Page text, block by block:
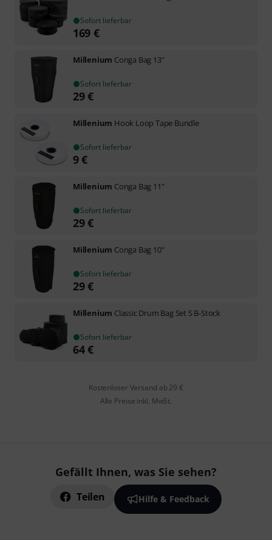
Sofort lieferbar
169 €
Millenium Conga Bag 13"
Sofort lieferbar
29€
Millenium Hook Loop Tape Bundle
Sofort lieferbar
9€
Millenium Conga Bag 11"
Sofort lieferbar
29€
Millenium Conga Bag 10"
Sofort lieferbar
29€
Millenium Classic Drum Bag Set S B-Stock
Sofort lieferbar
64€
Kostenloser Versand ab 29 €
Alle Preise inkl. MwSt.
Gefällt Ihnen, was Sie sehen?
Teilen Hilfe & Feedback